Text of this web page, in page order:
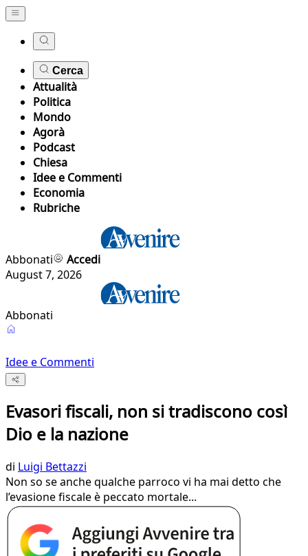
Cerca
Attualità
Politica
Mondo
Agorà
Podcast
Chiesa
Idee e Commenti
Economia
Rubriche
Abbonati
Accedi
August 7, 2026
Abbonati
Idee e Commenti
Evasori fiscali, non si tradiscono così
Dio e la nazione
di Luigi Bettazzi
Non so se anche qualche parroco vi ha mai detto che
l’evasione fiscale è peccato mortale...